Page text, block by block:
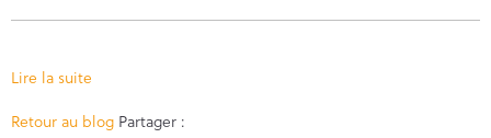
Lire la suite
Retour au blog Partager :